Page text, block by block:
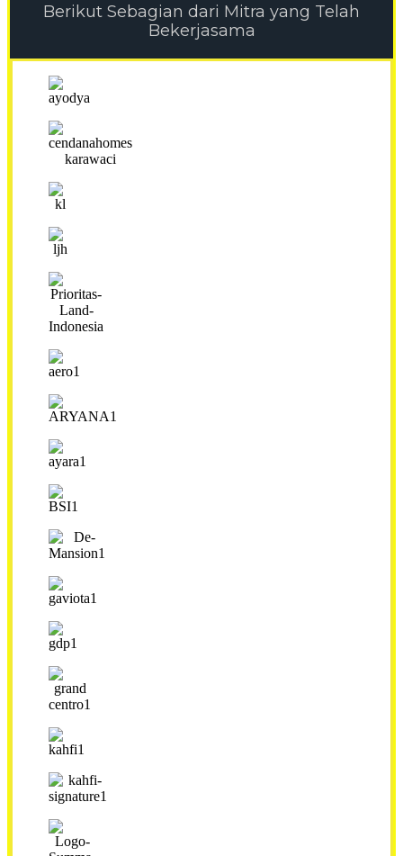
Berikut Sebagian dari Mitra yang Telah
Bekerjasama